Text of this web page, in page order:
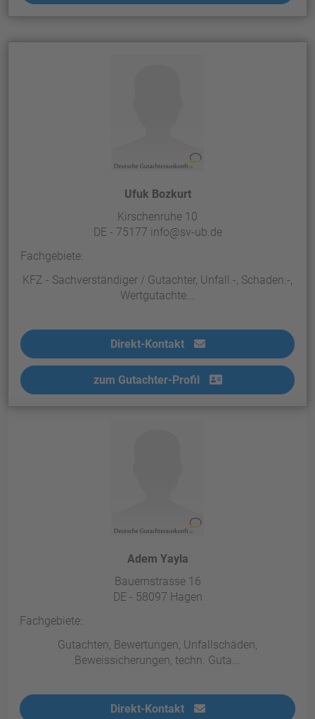
Ufuk Bozkurt
Kirschenruhe 10
DE - 75177 info@sv-ub.de
Fachgebiete:
KFZ - Sachverständiger / Gutachter, Unfall.-, Schaden.-,
Wertgutachte...
Direkt-Kontakt
zum Gutachter-Profil
Adem Yayla
Bauernstrasse 16
DE - 58097 Hagen
Fachgebiete:
Gutachten, Bewertungen, Unfallschäden,
Beweissicherungen, techn. Guta...
Direkt-Kontakt